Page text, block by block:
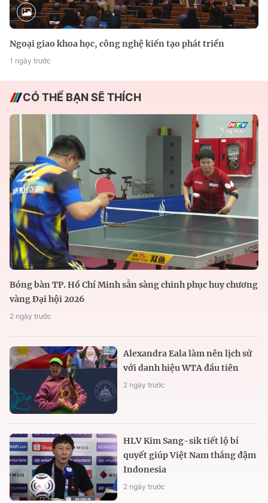
Ngoại giao khoa học, công nghệ kiến tạo phát triển
1 ngày trước
CÓ THỂ BẠN SẼ THÍCH
Bóng bàn TP. Hồ Chí Minh sẵn sàng chinh phục huy chương
vàng Đại hội 2026
2 ngày trước
Alexandra Eala làm nên lịch sử
với danh hiệu WTA đầu tiên
2 ngày trước
HLV Kim Sang-sik tiết lộ bí
quyết giúp Việt Nam thắng đậm
Indonesia
2 ngày trước